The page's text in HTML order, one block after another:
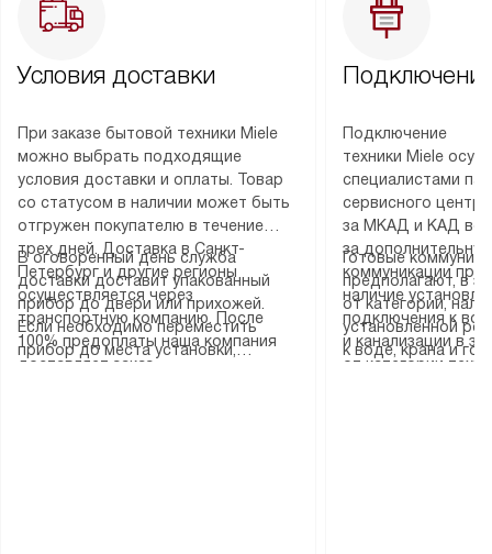
Условия доставки
При заказе бытовой техники Miele
можно выбрать подходящие
условия доставки и оплаты. Товар
со статусом в наличии может быть
отгружен покупателю в течение
трех дней. Доставка в Санкт-
Петербург и другие регионы
осуществляется через
транспортную компанию. После
100% предоплаты наша компания
доставляет заказ
В оговоренный день служба
доставки доставит упакованный
прибор до двери или прихожей.
Если необходимо переместить
прибор до места установки,
Подключение
техники Miele
специалистами
сервисного
за МКАД и КАД
за
коммуникации
наличие
подключения к
и канализации в
от категории
Готовые
предполагают, в
от категории,
установленной
к воде, крана и